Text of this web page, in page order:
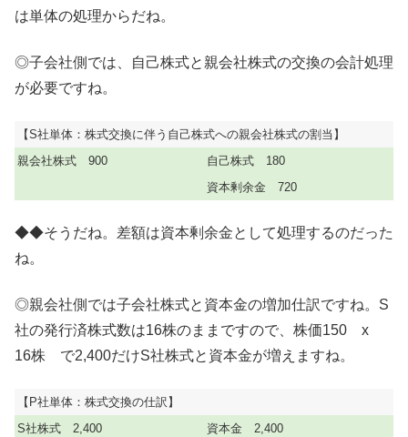
は単体の処理からだね。
◎子会社側では、自己株式と親会社株式の交換の会計処理
が必要ですね。
【S社単体：株式交換に伴う自己株式への親会社株式の割当】
親会社株式 900
自己株式 180
資本剰余金 720
◆◆そうだね。差額は資本剰余金として処理するのだった
ね。
◎親会社側では子会社株式と資本金の増加仕訳ですね。S
社の発行済株式数は16株のままですので、株価150 x
16株 で2,400だけS社株式と資本金が増えますね。
【P社単体：株式交換の仕訳】
S社株式 2,400
資本金 2,400